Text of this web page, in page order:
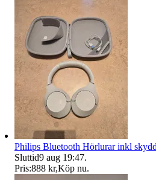
Philips Bluetooth Hörlurar inkl
Sluttid9 aug 19:47.
Pris:888 kr,Köp nu.